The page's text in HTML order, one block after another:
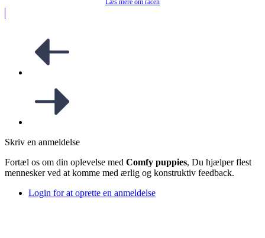
Skriv en anmeldelse
Fortæl os om din oplevelse med Comfy puppies, Du hjælper flest
mennesker ved at komme med ærlig og konstruktiv feedback.
Login for at oprette en anmeldelse